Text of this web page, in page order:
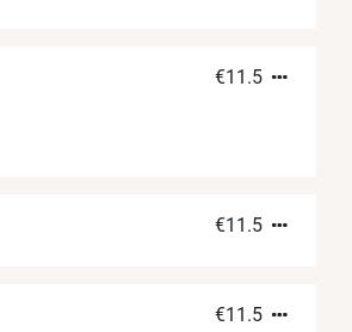
€11.5
€11.5
€11.5